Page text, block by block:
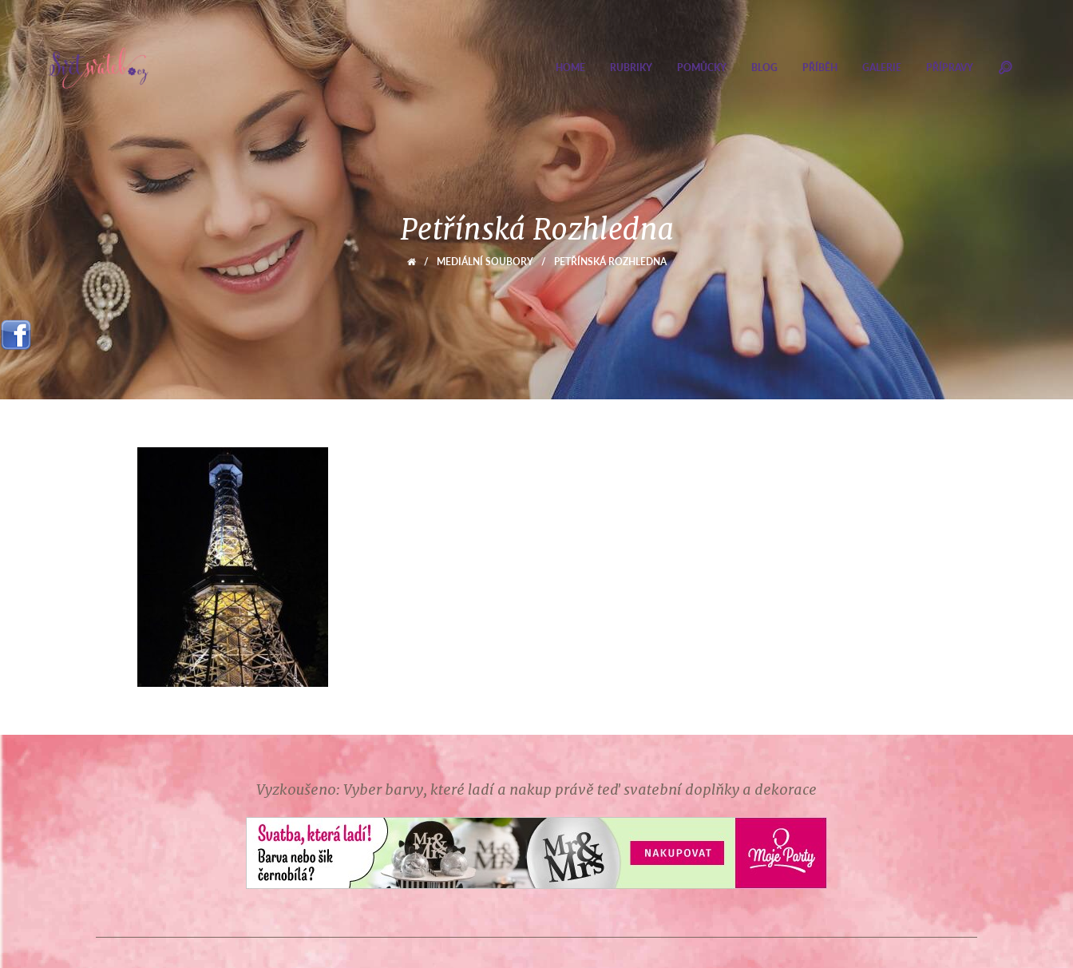
HOME RUBRIKY POMŮCKY BLOG PŘÍBĚH GALERIE PŘÍPRAVY
Petřínská Rozhledna
/ MEDIÁLNÍ SOUBORY / PETŘÍNSKÁ ROZHLEDNA
Vyzkoušeno: Vyber barvy, které ladí a nakup právě teď svatební doplňky a dekorace